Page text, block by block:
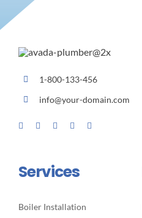
1-800-133-456
info@your-domain.com
Services
Boiler Installation